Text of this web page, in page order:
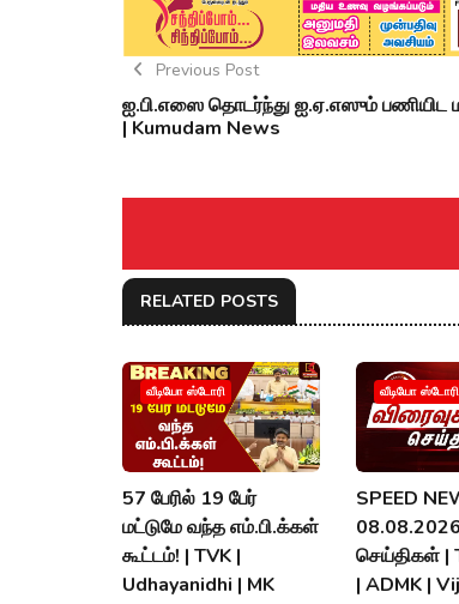
Previous Post
ஐ.பி.எஸை தொடர்ந்து ஐ.ஏ.எஸும் பணியிட
| Kumudam News
RELATED POSTS
வீடியோ ஸ்டோரி
57 பேரில் 19 பேர்
மட்டுமே வந்த எம்.பி.க்கள்
கூட்டம்! | TVK |
Udhayanidhi | MK
வீடியோ ஸ்டோரி
SPEED
செய்திகள் |
| ADMK |